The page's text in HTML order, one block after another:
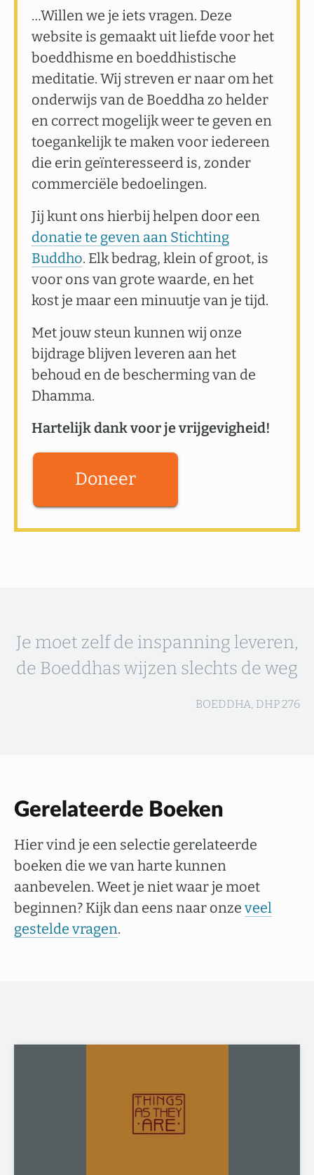
…Willen we je iets vragen. Deze
website is gemaakt uit liefde voor het
boeddhisme en boeddhistische
meditatie. Wij streven er naar om het
onderwijs van de Boeddha zo helder
en correct mogelijk weer te geven en
toegankelijk te maken voor iedereen
die erin geïnteresseerd is, zonder
commerciële bedoelingen.
Jij kunt ons hierbij helpen door een
donatie te geven aan Stichting
Buddho. Elk bedrag, klein of groot, is
voor ons van grote waarde, en het
kost je maar een minuutje van je tijd.
Met jouw steun kunnen wij onze
bijdrage blijven leveren aan het
behoud en de bescherming van de
Dhamma.
Hartelijk dank voor je vrijgevigheid!
Doneer
Je moet zelf de inspanning leveren,
de Boeddhas wijzen slechts de weg
BOEDDHA, DHP 276
Gerelateerde Boeken
Hier vind je een selectie gerelateerde
boeken die we van harte kunnen
aanbevelen. Weet je niet waar je moet
beginnen? Kijk dan eens naar onze veel
gestelde vragen.